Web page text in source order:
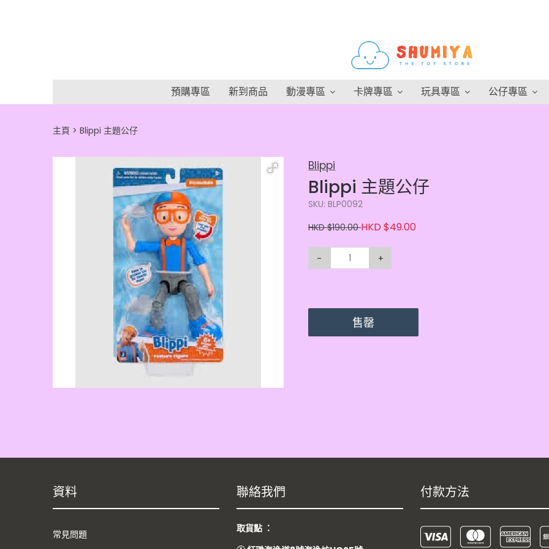
預購專區 新到商品 動漫專區 卡牌專區 玩具專區 公仔專區
主頁 Blippi 主題公仔
Blippi
Blippi 主題公仔
SKU: BLP0092
HKD $190.00HKD $49.00
- +
售罄
資料
常見問題
聯絡我們
取貨點 ：
付款方法